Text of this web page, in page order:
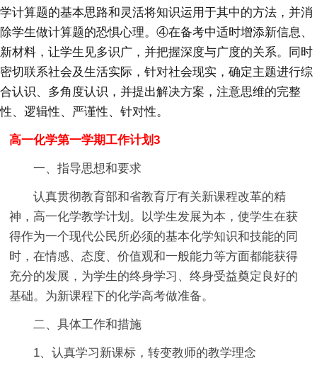
学计算题的基本思路和灵活将知识运用于其中的方法，并消
除学生做计算题的恐惧心理。④在备考中适时增添新信息、
新材料，让学生见多识广，并把握深度与广度的关系。同时
密切联系社会及生活实际，针对社会现实，确定主题进行综
合认识、多角度认识，并提出解决方案，注意思维的完整
性、逻辑性、严谨性、针对性。
高一化学第一学期工作计划3
一、指导思想和要求
认真贯彻教育部和省教育厅有关新课程改革的精
神，高一化学教学计划。以学生发展为本，使学生在获
得作为一个现代公民所必须的基本化学知识和技能的同
时，在情感、态度、价值观和一般能力等方面都能获得
充分的发展，为学生的终身学习、终身受益奠定良好的
基础。为新课程下的化学高考做准备。
二、具体工作和措施
1、认真学习新课标，转变教师的教学理念